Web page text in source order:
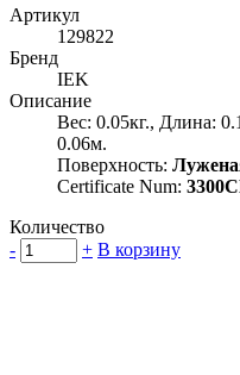
Артикул
129822
Бренд
IEK
Описание
Вес: 0.05кг., Длина:
0.06м.
Поверхность:
Certificate Num:
Количество
-
+ В корзину